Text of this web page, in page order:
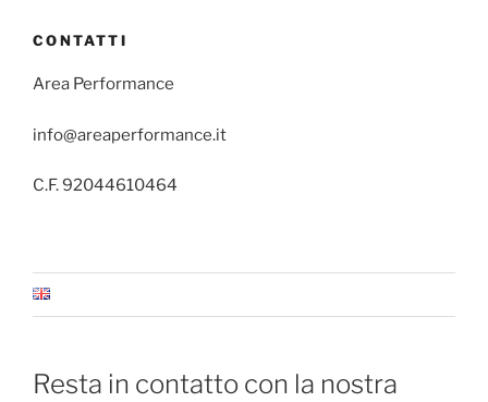
CONTATTI
Area Performance
info@areaperformance.it
C.F. 92044610464
Resta in contatto con la nostra